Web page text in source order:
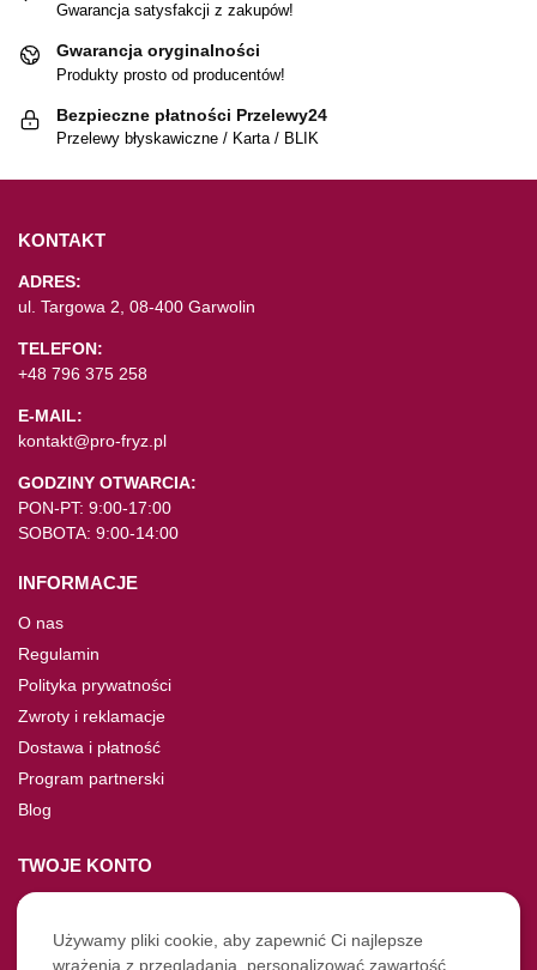
Gwarancja satysfakcji z zakupów!
Gwarancja oryginalności
Produkty prosto od producentów!
Bezpieczne płatności Przelewy24
Przelewy błyskawiczne / Karta / BLIK
KONTAKT
ADRES:
ul. Targowa 2, 08-400 Garwolin
TELEFON:
+48 796 375 258
E-MAIL:
kontakt@pro-fryz.pl
GODZINY OTWARCIA:
PON-PT: 9:00-17:00
SOBOTA: 9:00-14:00
INFORMACJE
O nas
Regulamin
Polityka prywatności
Zwroty i reklamacje
Dostawa i płatność
Program partnerski
Blog
TWOJE KONTO
Moje konto
Nie pamiętasz hasła?
Używamy pliki cookie, aby zapewnić Ci najlepsze
wrażenia z przeglądania, personalizować zawartość